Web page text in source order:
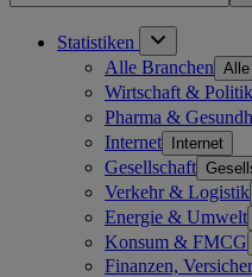
Statistiken
Alle Branchen
Wirtschaft & Politik
Pharma &
Internet Internet
Gesellschaft
Verkehr & Logistik
Energie & Umwelt
Konsum & FMCG
Finanzen,